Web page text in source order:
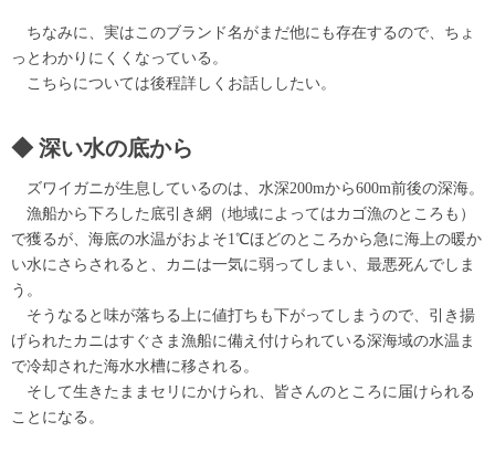
ちなみに、実はこのブランド名がまだ他にも存在するので、ちょ
っとわかりにくくなっている。
こちらについては後程詳しくお話ししたい。
深い水の底から
ズワイガニが生息しているのは、水深200mから600m前後の深海。
漁船から下ろした底引き網（地域によってはカゴ漁のところも）
で獲るが、海底の水温がおよそ1℃ほどのところから急に海上の暖か
い水にさらされると、カニは一気に弱ってしまい、最悪死んでしま
う。
そうなると味が落ちる上に値打ちも下がってしまうので、引き揚
げられたカニはすぐさま漁船に備え付けられている深海域の水温ま
で冷却された海水水槽に移される。
そして生きたままセリにかけられ、皆さんのところに届けられる
ことになる。